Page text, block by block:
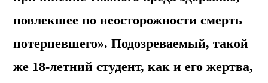
повлекшее по неосторожности смерть
потерпевшего». Подозреваемый, такой
же 18-летний студент, как и его жертва,